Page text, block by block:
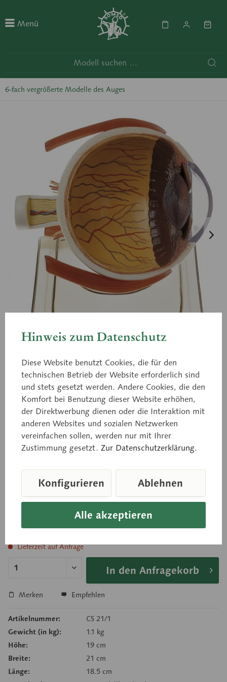
Menü
6-fach vergrößerte Modelle des Auges
CS 21/1
Rechte Augenhälfte auf
Sockel
ca. 6fach vergrößert, Augapfel-Durchmesser 15,8
cm, aus SOMSO-Plast®. Unzerlegbar.
Preis auf Anfrage
Lieferzeit auf Anfrage
In den Anfragekorb
Merken Empfehlen
Artikelnummer:
CS 21/1
Gewicht (in kg):
1.1 kg
Höhe:
19 cm
Breite:
21 cm
Länge:
18.5 cm
Hinweis zum Datenschutz
Diese Website benutzt Cookies, die für den
technischen Betrieb der Website erforderlich sind
und stets gesetzt werden. Andere Cookies, die den
Komfort bei Benutzung dieser Website erhöhen,
der Direktwerbung dienen oder die Interaktion mit
anderen Websites und sozialen Netzwerken
vereinfachen sollen, werden nur mit Ihrer
Zustimmung gesetzt. Zur Datenschutzerklärung.
Alle akzeptieren
Konfigurieren Ablehnen